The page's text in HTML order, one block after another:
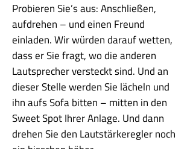
Probieren Sie’s aus: Anschließen,
aufdrehen – und einen Freund
einladen. Wir würden darauf wetten,
dass er Sie fragt, wo die anderen
Lautsprecher versteckt sind. Und an
dieser Stelle werden Sie lächeln und
ihn aufs Sofa bitten – mitten in den
Sweet Spot Ihrer Anlage. Und dann
drehen Sie den Lautstärkeregler noch